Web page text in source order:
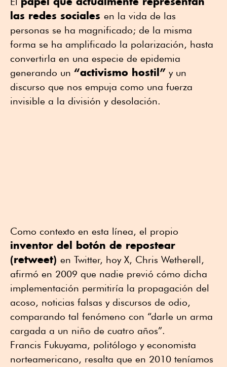
las redes sociales en la vida de las
personas se ha magnificado; de la misma
forma se ha amplificado la polarización, hasta
convertirla en una especie de epidemia
generando un “activismo hostil” y un
discurso que nos empuja como una fuerza
invisible a la división y desolación.
Como contexto en esta línea, el propio
inventor del botón de repostear
(retweet) en Twitter, hoy X, Chris Wetherell,
afirmó en 2009 que nadie previó cómo dicha
implementación permitiría la propagación del
acoso, noticias falsas y discursos de odio,
comparando tal fenómeno con “darle un arma
cargada a un niño de cuatro años”.
Francis Fukuyama, politólogo y economista
norteamericano, resalta que en 2010 teníamos